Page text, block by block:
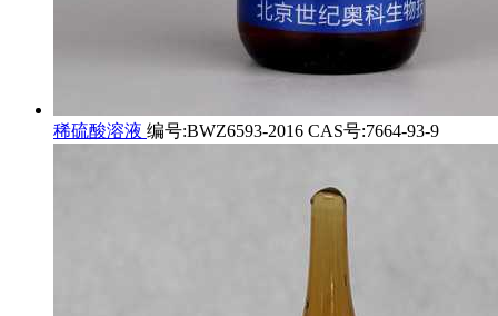
稀硫酸溶液 编号:BWZ6593-2016 CAS号:7664-93-9